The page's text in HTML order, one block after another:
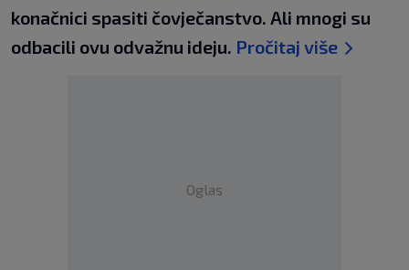
konačnici spasiti čovječanstvo. Ali mnogi su
odbacili ovu odvažnu ideju. Pročitaj više
Oglas